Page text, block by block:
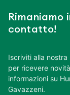
Rimaniamo
contatto!
Iscriviti alla
per ricevere
informazioni su
Gavazzeni.